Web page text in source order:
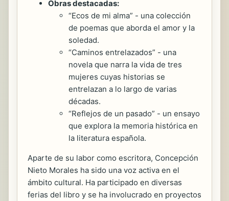
Obras destacadas:
“Ecos de mi alma” - una colección
de poemas que aborda el amor y la
soledad.
“Caminos entrelazados” - una
novela que narra la vida de tres
mujeres cuyas historias se
entrelazan a lo largo de varias
décadas.
“Reflejos de un pasado” - un ensayo
que explora la memoria histórica en
la literatura española.
Aparte de su labor como escritora, Concepción
Nieto Morales ha sido una voz activa en el
ámbito cultural. Ha participado en diversas
ferias del libro y se ha involucrado en proyectos